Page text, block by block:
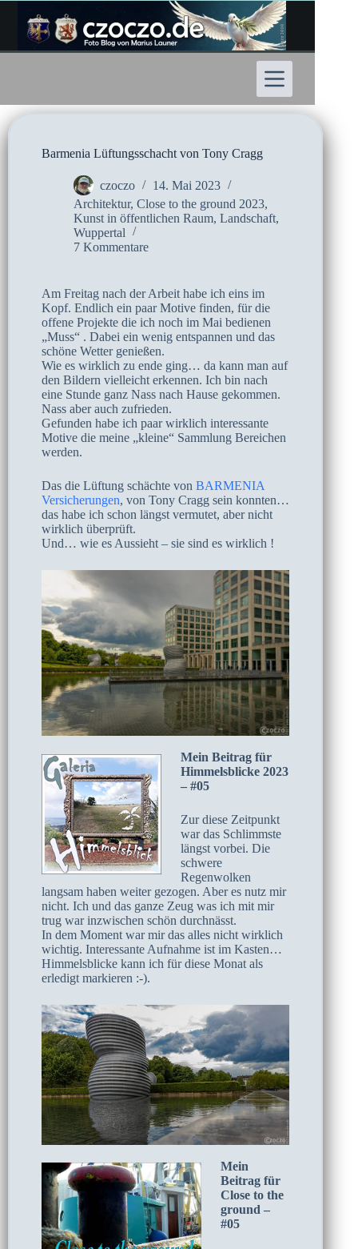
Inhalt
springen
Barmenia Lüftungsschacht von Tony Cragg
czoczo
14. Mai 2023
Architektur, Close to the ground 2023,
Kunst in öffentlichen Raum, Landschaft,
Wuppertal
7 Kommentare
Am Freitag nach der Arbeit habe ich eins im
Kopf. Endlich ein paar Motive finden, für die
offene Projekte die ich noch im Mai bedienen
„Muss“ . Dabei ein wenig entspannen und das
schöne Wetter genießen.
Wie es wirklich zu ende ging… da kann man auf
den Bildern vielleicht erkennen. Ich bin nach
eine Stunde ganz Nass nach Hause gekommen.
Nass aber auch zufrieden.
Gefunden habe ich paar wirklich interessante
Motive die meine „kleine“ Sammlung Bereichen
werden.
Das die Lüftung schächte von BARMENIA
Versicherungen, von Tony Cragg sein konnten…
das habe ich schon längst vermutet, aber nicht
wirklich überprüft.
Und… wie es Aussieht – sie sind es wirklich !
Mein Beitrag für
Himmelsblicke 2023
– #05
Zur diese Zeitpunkt
war das Schlimmste
längst vorbei. Die
schwere
Regenwolken
langsam haben weiter gezogen. Aber es nutz mir
nicht. Ich und das ganze Zeug was ich mit mir
trug war inzwischen schön durchnässt.
In dem Moment war mir das alles nicht wirklich
wichtig. Interessante Aufnahme ist im Kasten…
Himmelsblicke kann ich für diese Monat als
erledigt markieren :-).
Mein
Beitrag für
Close to the
ground –
#05